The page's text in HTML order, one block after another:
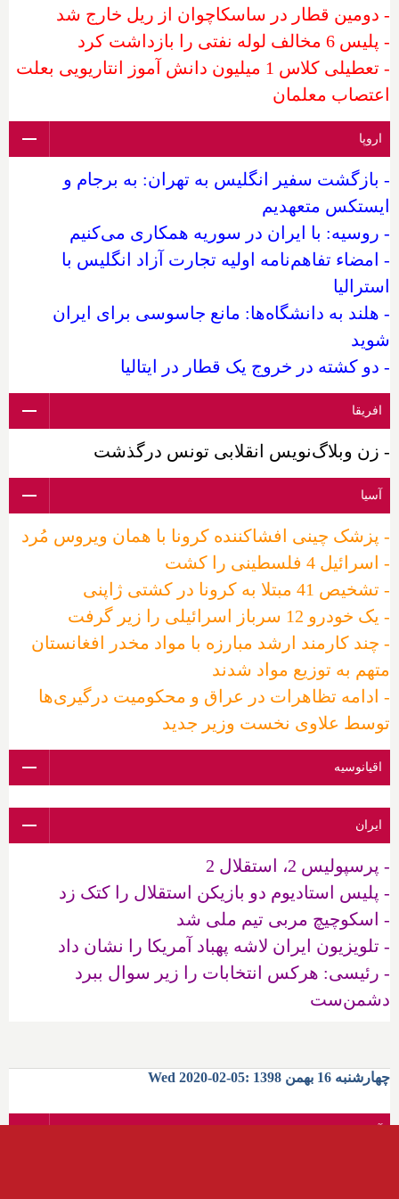
- دومین قطار در ساسکاچوان از ریل خارج شد
- پلیس 6 مخالف لوله نفتی را بازداشت کرد
- تعطیلی کلاس 1 میلیون دانش آموز انتاریویی بعلت
اعتصاب معلمان
اروپا
- بازگشت سفیر انگلیس به تهران: به برجام و
ایستکس متعهدیم
- روسیه: با ایران در سوریه همکاری می‌کنیم
- امضاء تفاهم‌نامه اولیه تجارت آزاد انگلیس با
استرالیا
- هلند به دانشگاه‌ها: مانع جاسوسی برای ایران
شوید
- دو کشته در خروج یک قطار در ایتالیا
افریقا
- زن وبلاگ‌نویس انقلابی تونس درگذشت
آسیا
- پزشک چینی افشاکننده کرونا با همان ویروس مُرد
- اسرائیل 4 فلسطینی را کشت
- تشخیص 41 مبتلا به کرونا در کشتی ژاپنی
- یک خودرو 12 سرباز اسرائیلی را زیر گرفت
- چند کارمند ارشد مبارزه با مواد مخدر افغانستان
متهم به توزیع مواد شدند
- ادامه تظاهرات در عراق و محکومیت درگیری‌ها
توسط علاوی نخست وزیر جدید
اقیانوسیه
ایران
- پرسپولیس 2، استقلال 2
- پلیس استادیوم دو بازیکن استقلال را کتک زد
- اسکوچیچ مربی تیم ملی شد
- تلویزیون ایران لاشه پهباد آمریکا را نشان داد
- رئیسی: هرکس انتخابات را زیر سوال ببرد
دشمن‌ست
چهارشنبه 16 بهمن 1398 :05-02-2020 Wed